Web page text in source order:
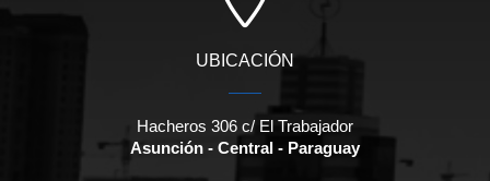
UBICACIÓN
Hacheros 306 c/ El Trabajador
Asunción - Central - Paraguay